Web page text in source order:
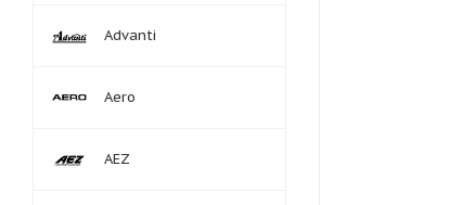
Advanti
Aero
AEZ